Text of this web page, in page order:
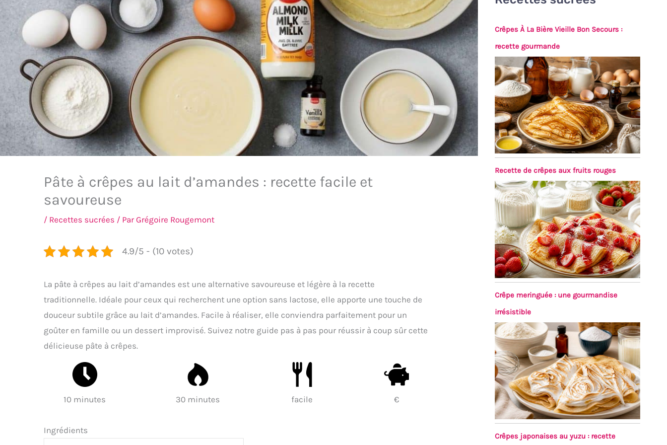
Pâte à crêpes au lait d’amandes : recette facile et
savoureuse
/ Recettes sucrées / ParGrégoire Rougemont
4.9/5 - (10 votes)
La pâte à crêpes au lait d’amandes est une alternative savoureuse et légère à la recette
traditionnelle. Idéale pour ceux qui recherchent une option sans lactose, elle apporte une touche de
douceur subtile grâce au lait d’amandes. Facile à réaliser, elle conviendra parfaitement pour un
goûter en famille ou un dessert improvisé. Suivez notre guide pas à pas pour réussir à coup sûr cette
délicieuse pâte à crêpes.
10 minutes 30 minutes facile €
Ingrédients
Crêpes À La Bière Vieille Bon Secours :
recette gourmande
Recette de crêpes aux fruits rouges
Crêpe meringuée : une gourmandise
irrésistible
Crêpes japonaises au yuzu : recette